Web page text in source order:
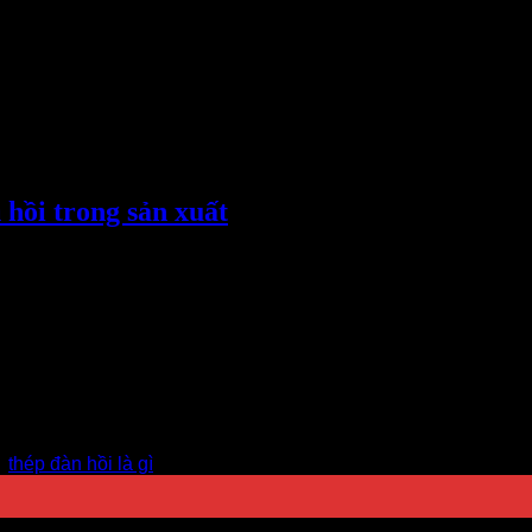
trong sản xuất
khả năng chịu biến dạng lớn và phục hồi hình dạng ban
trội, vật liệu này[…..]
thép đàn hồi là gì